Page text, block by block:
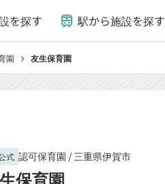
を探す train 駅から施設を探す
園 chevron_right 友生保育園
式 認可保育園 /三重県伊賀市
保育園